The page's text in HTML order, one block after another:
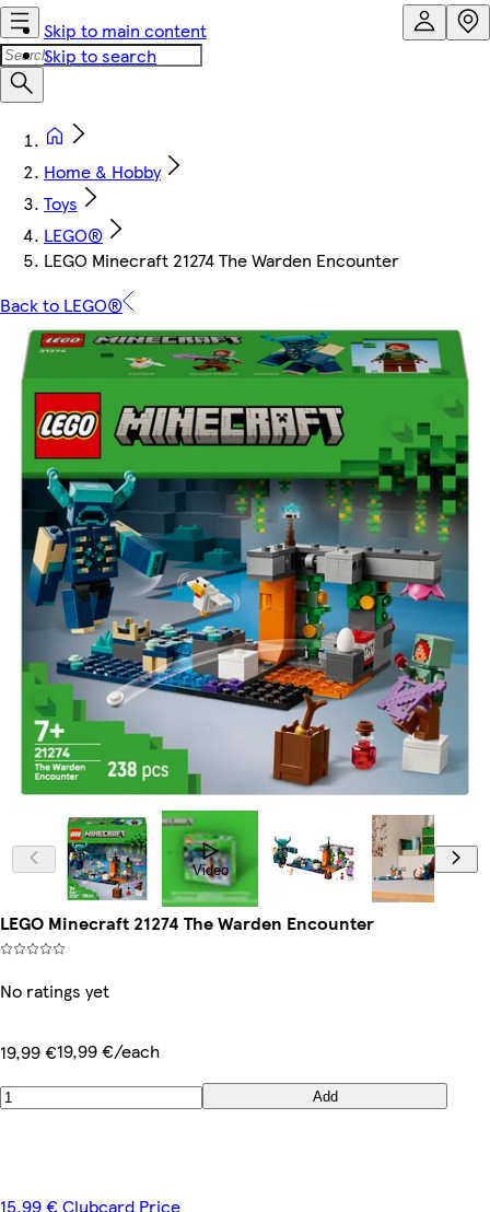
Skip to main content
Skip to search
Home & Hobby
Toys
LEGO®
LEGO Minecraft 21274 The Warden Encounter
Back to LEGO®
Video
LEGO Minecraft 21274 The Warden Encounter
No ratings yet
19,99 €19,99 €/each
Add
15,99 € Clubcard Price